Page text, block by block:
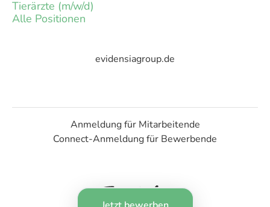
Tierärzte (m/w/d)
Alle Positionen
evidensiagroup.de
Anmeldung für Mitarbeitende
Connect-Anmeldung für Bewerbende